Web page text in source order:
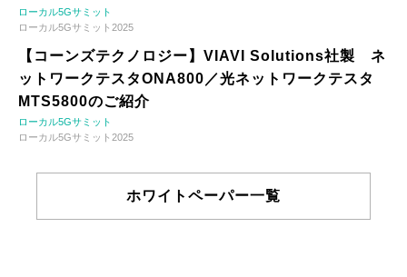
ローカル5Gサミット
ローカル5Gサミット2025
【コーンズテクノロジー】VIAVI Solutions社製 ネ
ットワークテスタONA800／光ネットワークテスタ
MTS5800のご紹介
ローカル5Gサミット
ローカル5Gサミット2025
ホワイトペーパー一覧